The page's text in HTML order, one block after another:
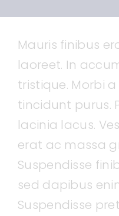
Exposer
Mauris finibus
laoreet. In
tristique. Morbi
tincidunt purus.
lacinia lacus.
erat ac massa
Suspendisse
sed dapibus
Suspendisse